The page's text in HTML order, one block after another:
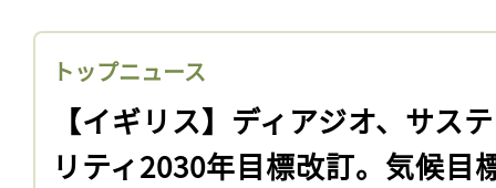
トップニュース
【イギリス】ディアジオ、サス
リティ2030年目標改訂。気候目